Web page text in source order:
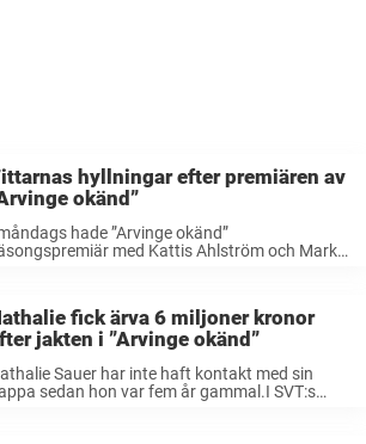
hyllningar efter premiären av
okänd”
hade ”Arvinge okänd”
med Kattis Ahlström och Mark
fortsätter i SVT. ...
fick ärva 6 miljoner kronor
jakten i ”Arvinge okänd”
Sauer har inte haft kontakt med sin
sedan hon var fem år gammal.I SVT:s